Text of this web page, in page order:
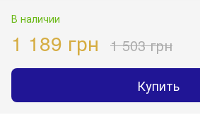
В наличии
1 189 грн 1 503 грн
Купить